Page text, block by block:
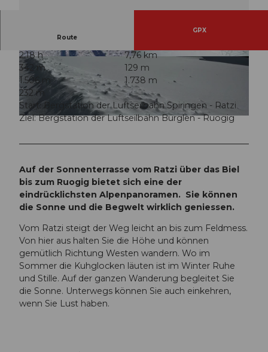
© Sanna Laurén, Verein Urner Wanderwege |CC-BY
© Biel-Kinzig, biel-kinzog.ch | © Markus Fehlmann, biel-einzig.ch |CC-BY
Route
GPX
2:18 h
7,76 km
342 m
129 m
1.506 m
1.738 m
232 m
Start: Bergstation der Luftseilbahn Spiringen - Ratzi
Ziel: Bergstation der Luftseilbahn Bürglen - Ruogig
Auf der Sonnenterrasse vom Ratzi über das Biel
bis zum Ruogig bietet sich eine der
eindrücklichsten Alpenpanoramen. Sie können
die Sonne und die Begwelt wirklich geniessen.
Vom Ratzi steigt der Weg leicht an bis zum Feldmess.
Von hier aus halten Sie die Höhe und können
gemütlich Richtung Westen wandern. Wo im
Sommer die Kuhglocken läuten ist im Winter Ruhe
und Stille. Auf der ganzen Wanderung begleitet Sie
die Sonne. Unterwegs können Sie auch einkehren,
wenn Sie Lust haben.